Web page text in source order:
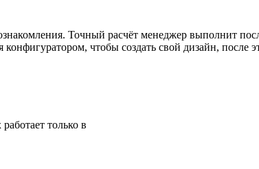
Точный расчёт менеджер выполнит
конфигуратором, чтобы создать свой дизайн, после
только в